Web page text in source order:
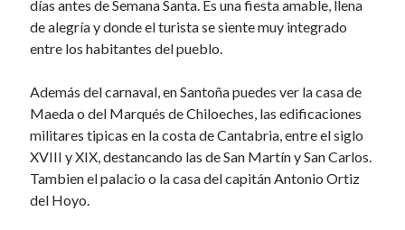
December 2013
November 2013
September 2013
August 2013
July 2013
June 2013
May 2013
April 2013
días antes de Semana Santa. Es una fiesta amable, llena
de alegría y donde el turista se siente muy integrado
entre los habitantes del pueblo.
Además del carnaval, en Santoña puedes ver la casa de
Maeda o del Marqués de Chiloeches, las edificaciones
militares tipicas en la costa de Cantabria, entre el siglo
XVIII y XIX, destancando las de San Martín y San Carlos.
Tambien el palacio o la casa del capitán Antonio Ortiz
del Hoyo.